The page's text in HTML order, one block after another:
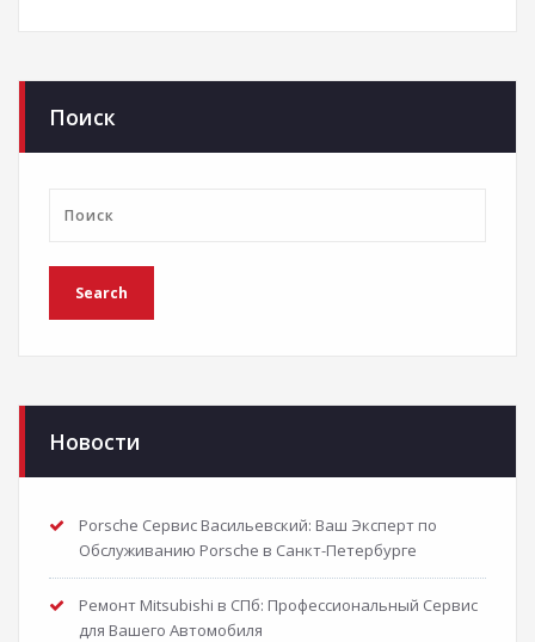
Поиск
Новости
Porsche Сервис Васильевский: Ваш Эксперт по
Обслуживанию Porsche в Санкт-Петербурге
Ремонт Mitsubishi в СПб: Профессиональный Сервис
для Вашего Автомобиля